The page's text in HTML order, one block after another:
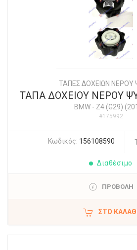
ΤΑΠΕΣ ΔΟΧΕΙΩΝ ΝΕΡΟΥ
ΤΑΠΑ ΔΟΧΕΙΟΥ ΝΕΡΟΥ
BMW- Z4 (G29)
#175992
Κωδικός: 156108590
Διαθέσιμο
ΠΡΟΒΟΛΗ
ΣΤΟ ΚΑΛΆΘΙ